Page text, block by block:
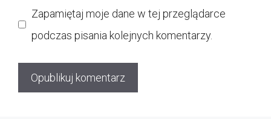
Zapamiętaj moje dane w tej przeglądarce
podczas pisania kolejnych komentarzy.